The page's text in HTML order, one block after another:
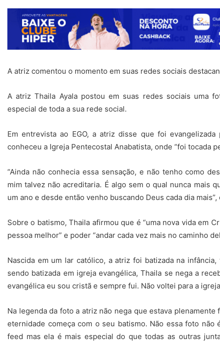
A atriz comentou o momento em suas redes sociais
A atriz Thaila Ayala postou em suas redes sociais uma
especial de toda a sua rede social.
Ementrevista ao EGO, a atriz disse que foi
conheceu a Igreja Pentecostal Anabatista, onde “foi tocada
“Ainda não conhecia essa sensação, e não tenho como
mim talvez não acreditaria. É algo sem o qual nunca mais
um ano e desde então venho buscando Deus cada dia mais”,
Sobre o batismo, Thaila afirmou que é “uma nova vida em
pessoa melhor” e poder “andar cada vez mais no caminho
Nascida em um lar católico, a atriz foi batizada na
sendo batizada em igreja evangélica, Thaila se nega a
evangélica eu sou cristã e sempre fui. Não voltei para a
Na legenda da foto a atriz não nega que estava plenamente
eternidade começa com o seu batismo. Não essa foto
feed mas ela é mais especial do que todas as outras